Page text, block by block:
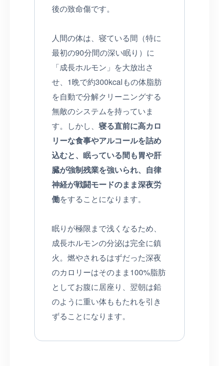
後の致命傷です。
人間の体は、寝ている間（特に
最初の90分間の深い眠り）に
「成長ホルモン」を大放出さ
せ、1晩で約300kcalもの体脂肪
を自動で分解クリーニングする
無敵のシステムを持っていま
す。しかし、 寝る直前に高カロ
リーな食事やアルコールを詰め
込むと、眠っている間も胃や肝
臓が強制残業を強いられ、自律
神経が戦闘モードのまま深夜労
働をすることになります。
眠りが極限まで浅くなるため、
成長ホルモンの分泌は完全に鎮
火。燃やされるはずだった深夜
のカロリーはそのまま100%脂肪
としてお腹に居座り、翌朝は鉛
のように重い体ももたれを引き
ずることになります。